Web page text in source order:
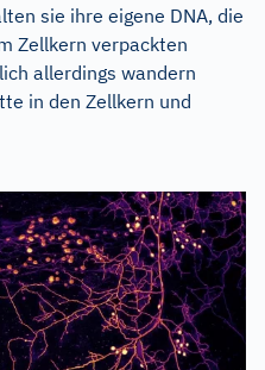
sie ihre eigene DNA, die
Zellkern verpackten
allerdings wandern
in den Zellkern und